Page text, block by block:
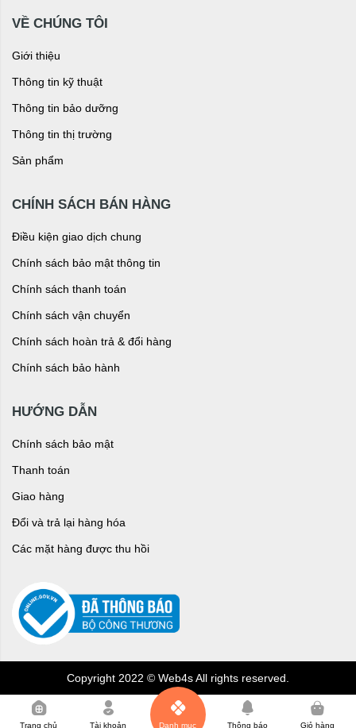
VỀ CHÚNG TÔI
Giới thiệu
Thông tin kỹ thuật
Thông tin bảo dưỡng
Thông tin thị trường
Sản phẩm
CHÍNH SÁCH BÁN HÀNG
Điều kiện giao dịch chung
Chính sách bảo mật thông tin
Chính sách thanh toán
Chính sách vận chuyển
Chính sách hoàn trả & đổi hàng
Chính sách bảo hành
HƯỚNG DẪN
Chính sách bảo mật
Thanh toán
Giao hàng
Đổi và trả lại hàng hóa
Các mặt hàng được thu hồi
Copyright 2022 © Web4s All rights reserved.
Trang chủ Tài khoản Danh mục Thông báo Giỏ hàng